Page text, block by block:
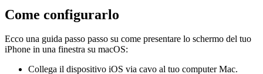
lo schermo corrente del tuo iPhone. Ovviamente, questo è un ottimo
modo per dimostrare gli aggiornamenti delle app durante le
Come configurarlo